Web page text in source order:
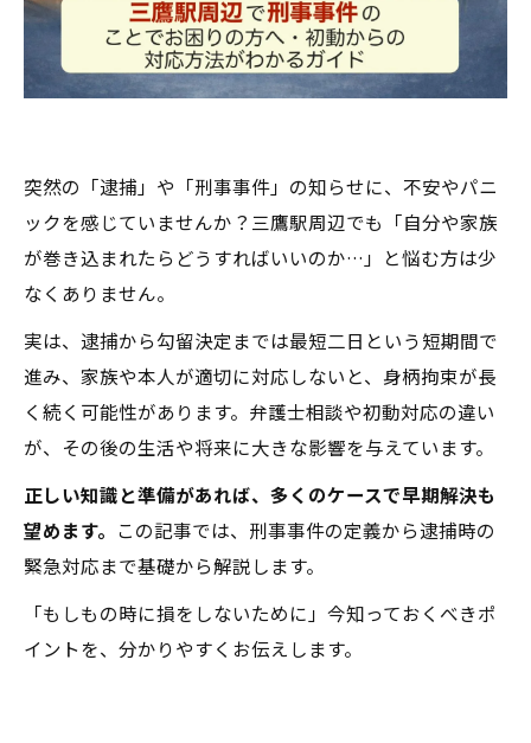
突然の「逮捕」や「刑事事件」の知らせに、不安やパニ
ックを感じていませんか？三鷹駅周辺でも「自分や家族
が巻き込まれたらどうすればいいのか…」と悩む方は少
なくありません。
実は、逮捕から勾留決定までは最短二日という短期間で
進み、家族や本人が適切に対応しないと、身柄拘束が長
く続く可能性があります。弁護士相談や初動対応の違い
が、その後の生活や将来に大きな影響を与えています。
正しい知識と準備があれば、多くのケースで早期解決も
望めます。 この記事では、刑事事件の定義から逮捕時の
緊急対応まで基礎から解説します。
「もしもの時に損をしないために」――今知っておくべきポ
イントを、分かりやすくお伝えします。